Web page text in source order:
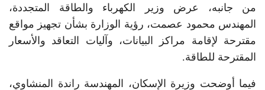
من جانبه، عرض وزير الكهرباء والطاقة المتجددة،
المهندس محمود عصمت، رؤية الوزارة بشأن تجهيز مواقع
مقترحة لإقامة مراكز البيانات، وآليات التعاقد والأسعار
المقترحة للطاقة.
فيما أوضحت وزيرة الإسكان، المهندسة راندة المنشاوي،